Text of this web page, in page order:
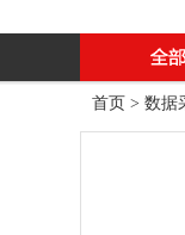
首页 > 数据